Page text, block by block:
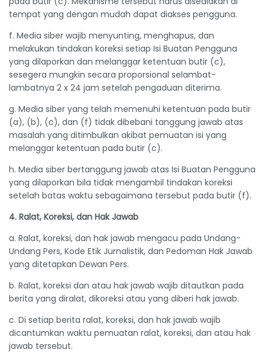
tempat yang dengan mudah dapat diakses pengguna.
f. Media siber wajib menyunting, menghapus, dan
melakukan tindakan koreksi setiap Isi Buatan Pengguna
yang dilaporkan dan melanggar ketentuan butir (c),
sesegera mungkin secara proporsional selambat-
lambatnya 2 x 24 jam setelah pengaduan diterima.
g. Media siber yang telah memenuhi ketentuan pada butir
(a), (b), (c), dan (f) tidak dibebani tanggung jawab atas
masalah yang ditimbulkan akibat pemuatan isi yang
melanggar ketentuan pada butir (c).
h. Media siber bertanggung jawab atas Isi Buatan Pengguna
yang dilaporkan bila tidak mengambil tindakan koreksi
setelah batas waktu sebagaimana tersebut pada butir (f).
4. Ralat, Koreksi, dan Hak Jawab
a. Ralat, koreksi, dan hak jawab mengacu pada Undang-
Undang Pers, Kode Etik Jurnalistik, dan Pedoman Hak Jawab
yang ditetapkan Dewan Pers.
b. Ralat, koreksi dan atau hak jawab wajib ditautkan pada
berita yang diralat, dikoreksi atau yang diberi hak jawab.
c. Di setiap berita ralat, koreksi, dan hak jawab wajib
dicantumkan waktu pemuatan ralat, koreksi, dan atau hak
jawab tersebut.